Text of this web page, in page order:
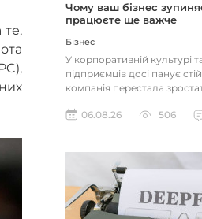
те,
Чому ваш бізнес
працюєте ще важче
Бізнес
У корпоративній культурі
підприємців досі панує
компанія перестала
06.08.26
506